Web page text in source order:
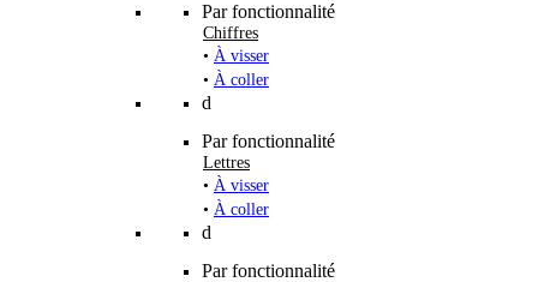
Par fonctionnalité
Chiffres
• À visser
• À coller
d
Par fonctionnalité
Lettres
• À visser
• À coller
d
Par fonctionnalité